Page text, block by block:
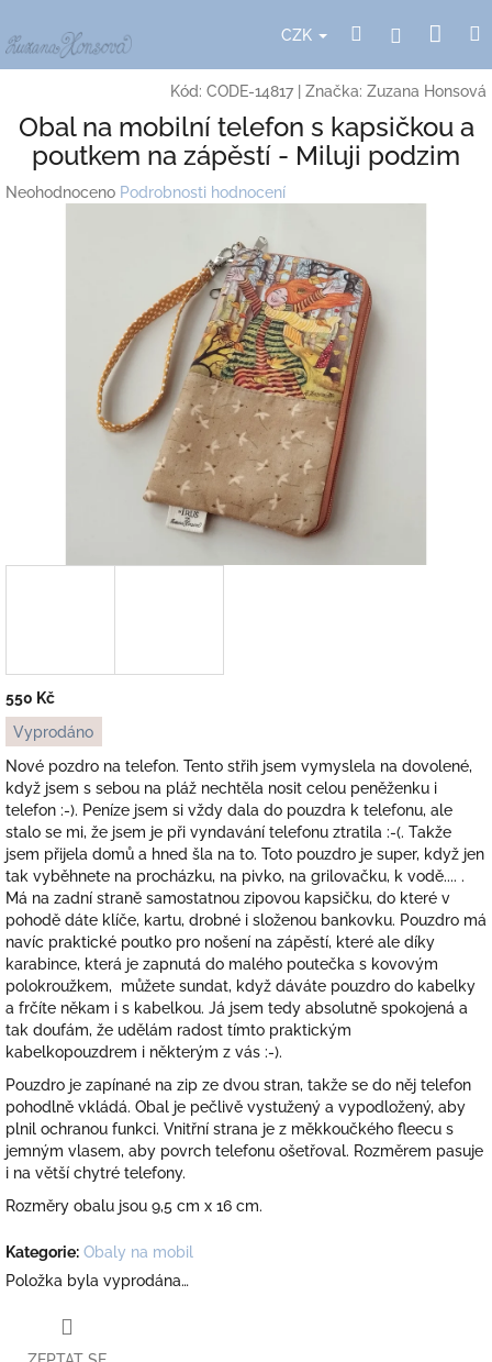
na
obsah
CZK HledatPřihlášení
Kód: CODE-14817 Značka: Zuzana Honsová
Obal na mobilní telefon s kapsičkou a
poutkem na zápěstí - Miluji podzim
Průměrné
Neohodnoceno Podrobnosti hodnocení
550 Kč
Měrná
cena:
Vyprodáno
Nové pozdro na telefon. Tento střih jsem vymyslela na dovolené,
když jsem s sebou na pláž nechtěla nosit celou peněženku i
telefon :-). Peníze jsem si vždy dala do pouzdra k telefonu, ale
stalo se mi, že jsem je při vyndavání telefonu ztratila :-(. Takže
jsem přijela domů a hned šla na to. Toto pouzdro je super, když jen
tak vyběhnete na procházku, na pivko, na grilovačku, k vodě.... .
Má na zadní straně samostatnou zipovou kapsičku, do které v
pohodě dáte klíče, kartu, drobné i složenou bankovku. Pouzdro má
navíc praktické poutko pro nošení na zápěstí, které ale díky
karabince, která je zapnutá do malého poutečka s kovovým
polokroužkem, můžete sundat, když dáváte pouzdro do kabelky
a frčíte někam i s kabelkou. Já jsem tedy absolutně spokojená a
tak doufám, že udělám radost tímto praktickým
kabelkopouzdrem i některým z vás :-).
Pouzdro je zapínané na zip ze dvou stran, takže se do něj telefon
pohodlně vkládá. Obal je pečlivě vystužený a vypodložený, aby
plnil ochranou funkci. Vnitřní strana je z měkkoučkého fleecu s
jemným vlasem, aby povrch telefonu ošetřoval. Rozměrem pasuje
i na větší chytré telefony.
Rozměry obalu jsou 9,5 cm x 16 cm.
Kategorie: Obaly na mobil
Položka byla vyprodána…